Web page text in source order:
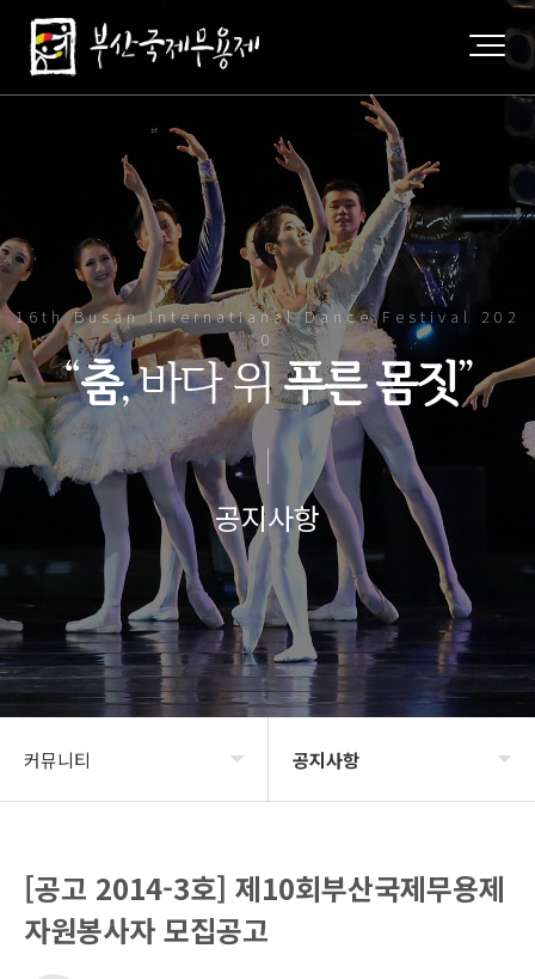
16th Busan Internatianal Dance Festival 202
0
“춤, 바다 위푸른 몸짓”
공지사항
커뮤니티
프로그램
갤러리
공지사항
신청 및 접수
[공고 2014-3호] 제10회부산국제무용제
자원봉사자 모집공고